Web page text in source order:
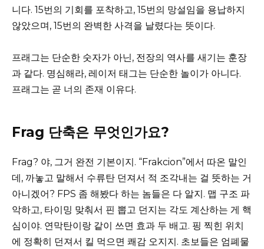
니다. 15번의 기회를 포착하고, 15번의 망설임을 용납하지
않았으며, 15번의 완벽한 사격을 날렸다는 뜻이다.
프래그는 단순한 숫자가 아닌, 전장의 역사를 새기는 훈장
과 같다. 명심해라, 레이저 태그는 단순한 놀이가 아니다.
프래그는 곧 너의 존재 이유다.
Frag 단축은 무엇인가요?
Frag? 야, 그거 완전 기본이지. “Frakcion”에서 따온 말인
데, 까놓고 말해서 수류탄 던져서 적 조각내는 걸 뜻하는 거
아니겠어? FPS 좀 해봤다 하는 놈들은 다 알지. 맵 구조 파
악하고, 타이밍 맞춰서 핀 뽑고 던지는 각도 계산하는 게 핵
심이야. 연막탄이랑 같이 쓰면 효과 두 배고. 핑 찍힌 위치
에 정확히 던져서 킬 먹으면 쾌감 오지지. 초보들은 엄폐물